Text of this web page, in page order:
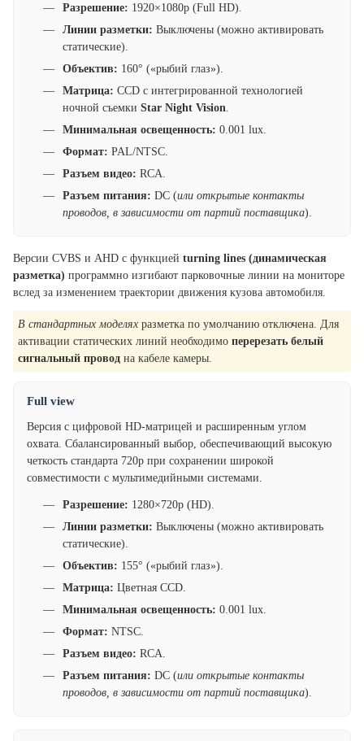
Разрешение: 1920×1080p (Full HD).
Линии разметки: Выключены (можно активировать
статические).
Объектив: 160° («рыбий глаз»).
Матрица: CCD с интегрированной технологией
ночной съемки Star Night Vision
Минимальная освещенность: 0.001 lux.
Формат: PAL/NTSC.
Разъем видео: RCA.
Разъем питания: DC (или открытые контакты
проводов, в зависимости от партий поставщика).
Версии CVBS и AHD с функцией turning lines (динамическая
разметка) программно изгибают парковочные линии на мониторе
вслед за изменением траектории движения кузова автомобиля.
В стандартных моделях разметка по умолчанию отключена. Для
активации статических линий необходимо перерезать белый
сигнальный провод на кабеле камеры.
Full view
Версия с цифровой HD-матрицей и расширенным углом
охвата. Сбалансированный выбор, обеспечивающий высокую
четкость стандарта 720p при сохранении широкой
совместимости с мультимедийными системами.
Разрешение: 1280×720p (HD).
Линии разметки: Выключены (можно активировать
статические).
Объектив: 155° («рыбий глаз»).
Матрица: Цветная CCD.
Минимальная освещенность: 0.001 lux.
Формат: NTSC.
Разъем видео: RCA.
Разъем питания: DC (или открытые контакты
проводов, в зависимости от партий поставщика).